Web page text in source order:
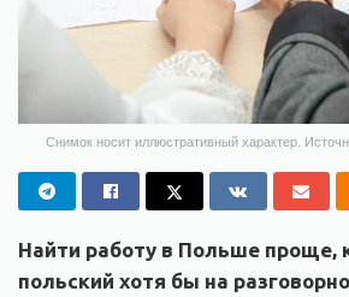
Снимок носит иллюстративный характер.
Найти работу в Польше проще,
польский хотя бы на